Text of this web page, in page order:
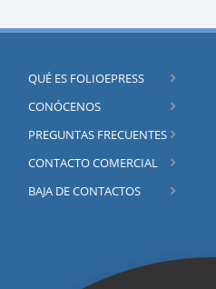
QUÉ ES FOLIOEPRESS
CONÓCENOS
PREGUNTAS FRECUENTES
CONTACTO COMERCIAL
BAJA DE CONTACTOS